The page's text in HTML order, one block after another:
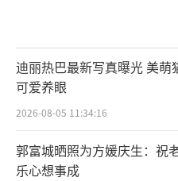
迪丽热巴最新写真曝光 美萌
可爱养眼
2026-08-05 11:34:16
郭富城晒照为方媛庆生：祝
乐心想事成